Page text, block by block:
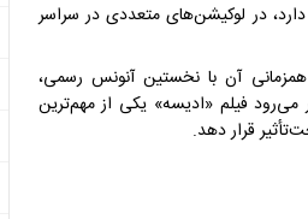
که گفته می‌شود بودجه‌ای در حدود ۲۵۰ میلیون دلار دارد، در لوکیشن‌های متعددی در سراسر
آن با نخستین آنونس رسمی،
فیلم «ادیسه» یکی از مهم‌ترین